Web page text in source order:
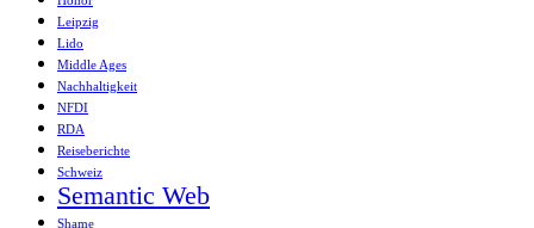
Leipzig
Lido
Middle Ages
Nachhaltigkeit
NFDI
RDA
Reiseberichte
Schweiz
Semantic Web
Shame